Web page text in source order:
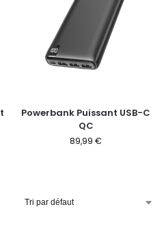
Powerbank Puissant USB-C
QC
89,99 €